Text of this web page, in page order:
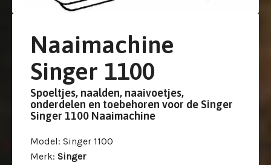
Naaimachine
Singer 1100
Spoeltjes, naalden, naaivoetjes,
onderdelen en toebehoren voor de Singer
Singer 1100 Naaimachine
Model: Singer 1100
Merk: Singer